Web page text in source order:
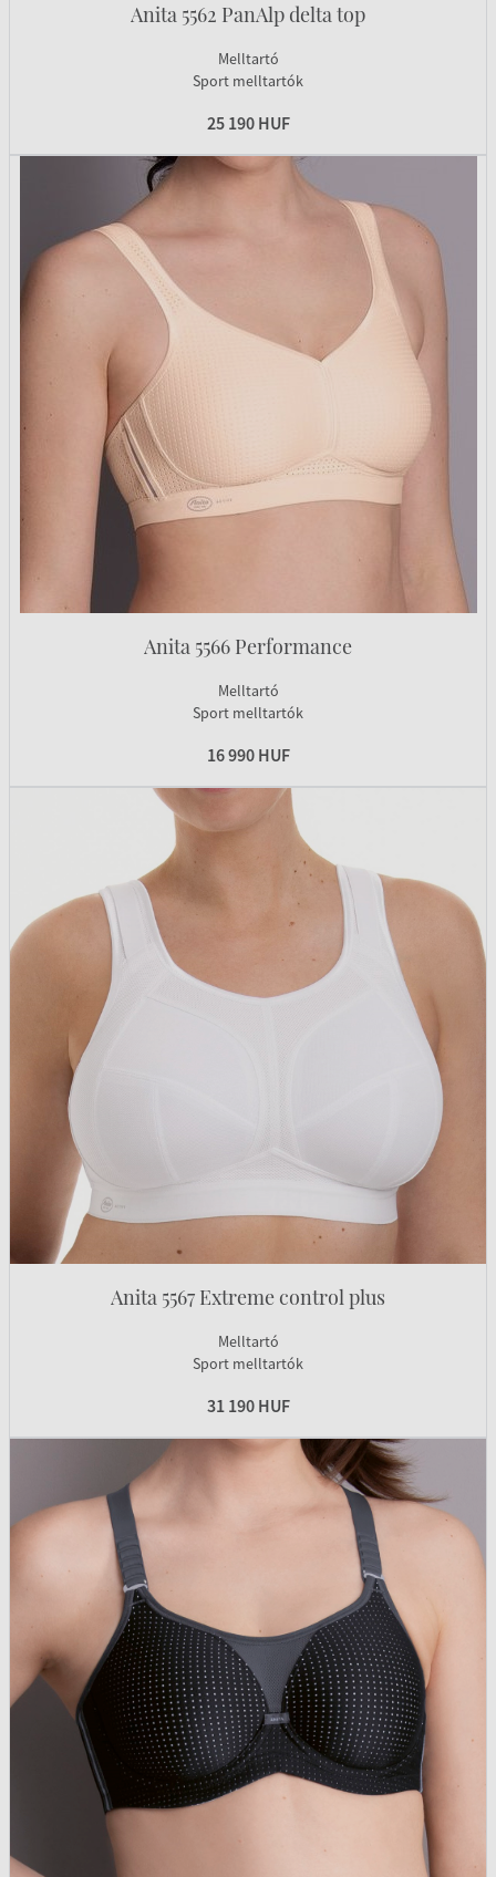
Anita 5562 PanAlp delta top
Melltartó
Sport melltartók
25 190 HUF
Anita 5566 Performance
Melltartó
Sport melltartók
16 990 HUF
Anita 5567 Extreme control plus
Melltartó
Sport melltartók
31 190 HUF